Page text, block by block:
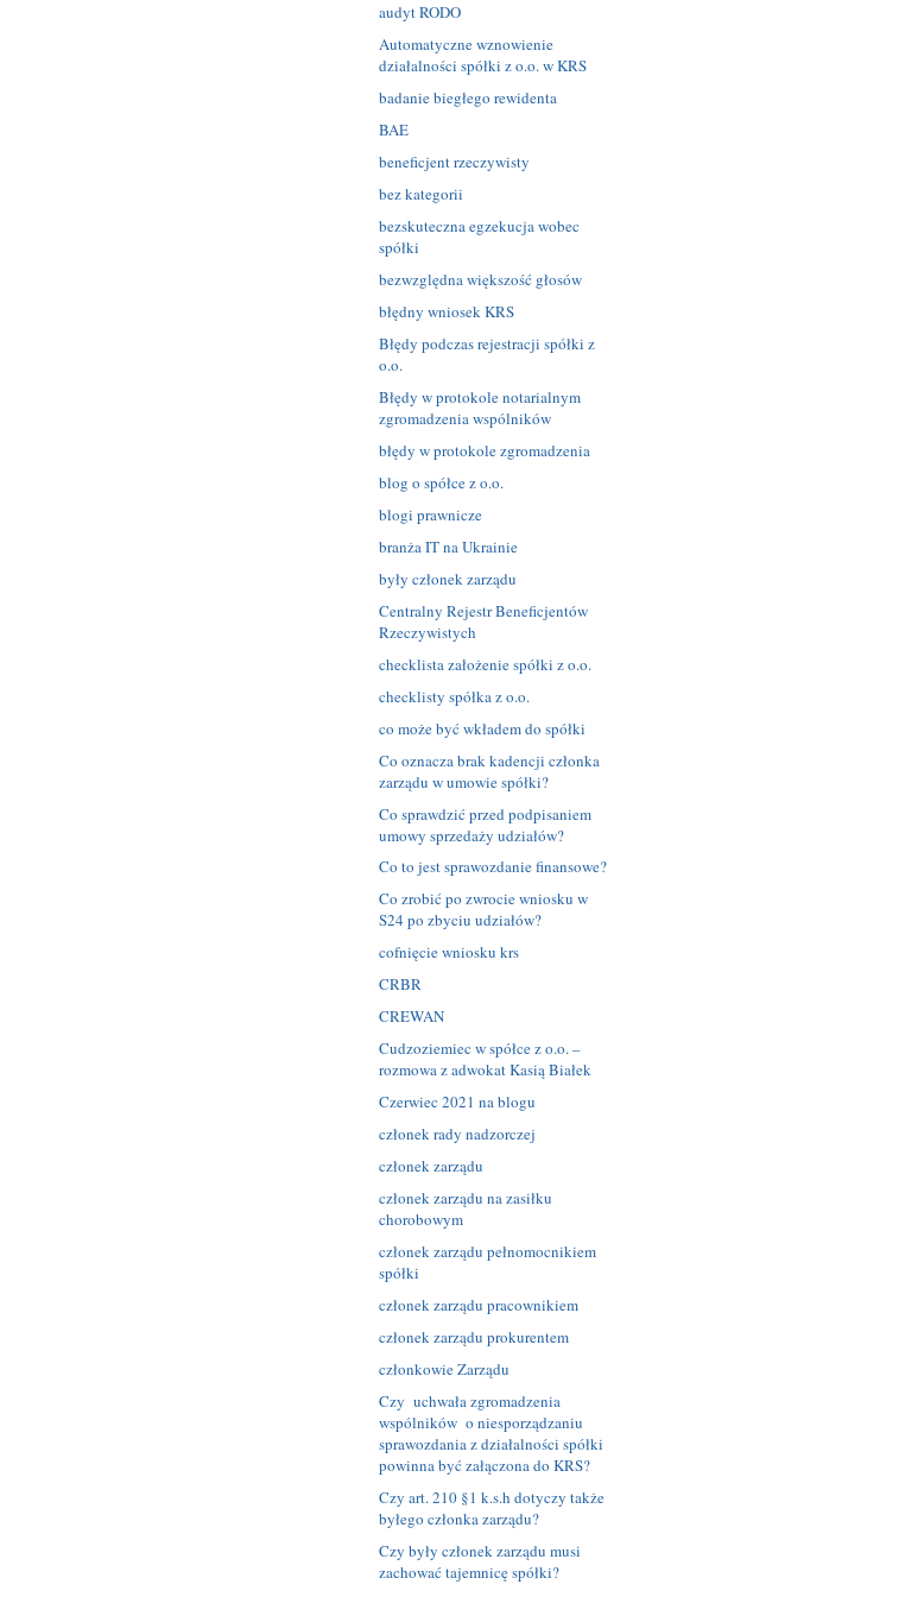
audyt RODO
Automatyczne wznowienie
działalności spółki z o.o. w KRS
badanie biegłego rewidenta
BAE
beneficjent rzeczywisty
bez kategorii
bezskuteczna egzekucja wobec
spółki
bezwzględna większość głosów
błędny wniosek KRS
Błędy podczas rejestracji spółki z
o.o.
Błędy w protokole notarialnym
zgromadzenia wspólników
błędy w protokole zgromadzenia
blog o spółce z o.o.
blogi prawnicze
branża IT na Ukrainie
były członek zarządu
Centralny Rejestr Beneficjentów
Rzeczywistych
checklista założenie spółki z o.o.
checklisty spółka z o.o.
co może być wkładem do spółki
Co oznacza brak kadencji członka
zarządu w umowie spółki?
Co sprawdzić przed podpisaniem
umowy sprzedaży udziałów?
Co to jest sprawozdanie finansowe?
Co zrobić po zwrocie wniosku w
S24 po zbyciu udziałów?
cofnięcie wniosku krs
CRBR
CREWAN
Cudzoziemiec w spółce z o.o. –
rozmowa z adwokat Kasią Białek
Czerwiec 2021 na blogu
członek rady nadzorczej
członek zarządu
członek zarządu na zasiłku
chorobowym
członek zarządu pełnomocnikiem
spółki
członek zarządu pracownikiem
członek zarządu prokurentem
członkowie Zarządu
Czy uchwała zgromadzenia
wspólników o niesporządzaniu
sprawozdania z działalności spółki
powinna być załączona do KRS?
Czy art. 210 §1 k.s.h dotyczy także
byłego członka zarządu?
Czy były członek zarządu musi
zachować tajemnicę spółki?